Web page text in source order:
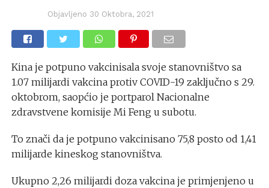
Objavljeno 30 Oktobra, 2021
Kina je potpuno vakcinisala svoje stanovništvo sa
1.07 milijardi vakcina protiv COVID-19 zaključno s 29.
oktobrom, saopćio je portparol Nacionalne
zdravstvene komisije Mi Feng u subotu.
To znači da je potpuno vakcinisano 75,8 posto od 1,41
milijarde kineskog stanovništva.
Ukupno 2,26 milijardi doza vakcina je primjenjeno u